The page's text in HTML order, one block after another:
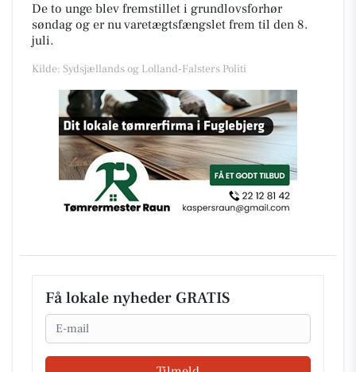
De to unge blev fremstillet i grundlovsforhør
søndag og er nu varetægtsfængslet frem til den 8.
juli.
Kilde: Sydsjællands og Lolland-Falsters Politi
Få lokale nyheder GRATIS
Email